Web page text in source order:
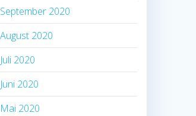
September 2020
August 2020
Juli 2020
Juni 2020
Mai 2020